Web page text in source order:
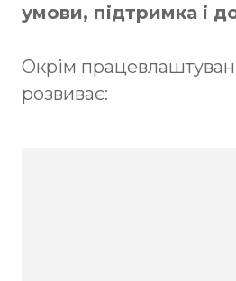
умови, підтримка і
Окрім
розвиває: